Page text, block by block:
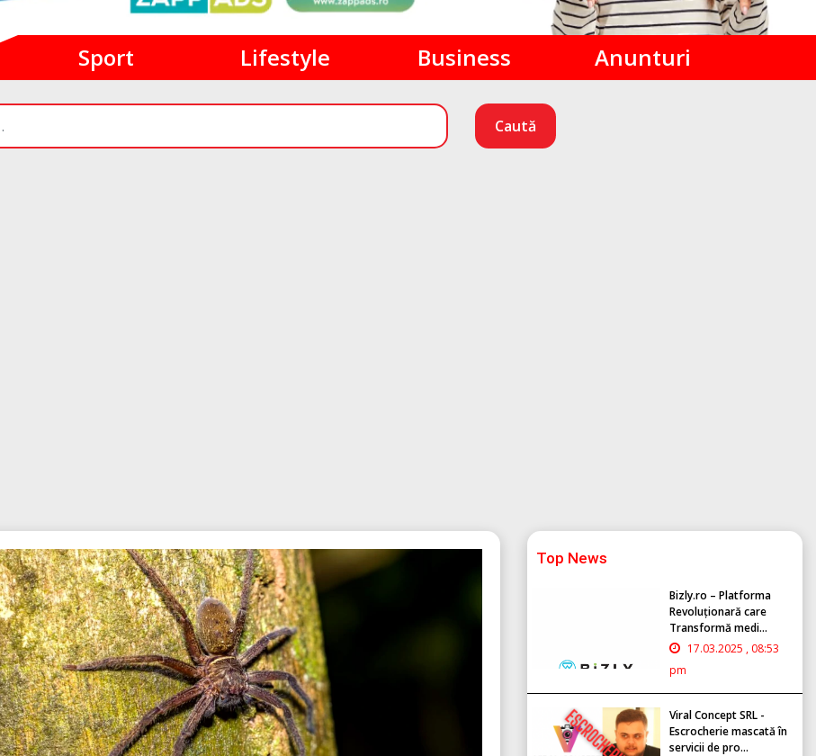
Sport Lifestyle Business Anunturi
Caută
Top News
Bizly.ro – Platforma
Revoluționară care
Transformă medi...
17.03.2025 , 08:53
pm
Viral Concept SRL -
Escrocherie mascată în
servicii de pro...